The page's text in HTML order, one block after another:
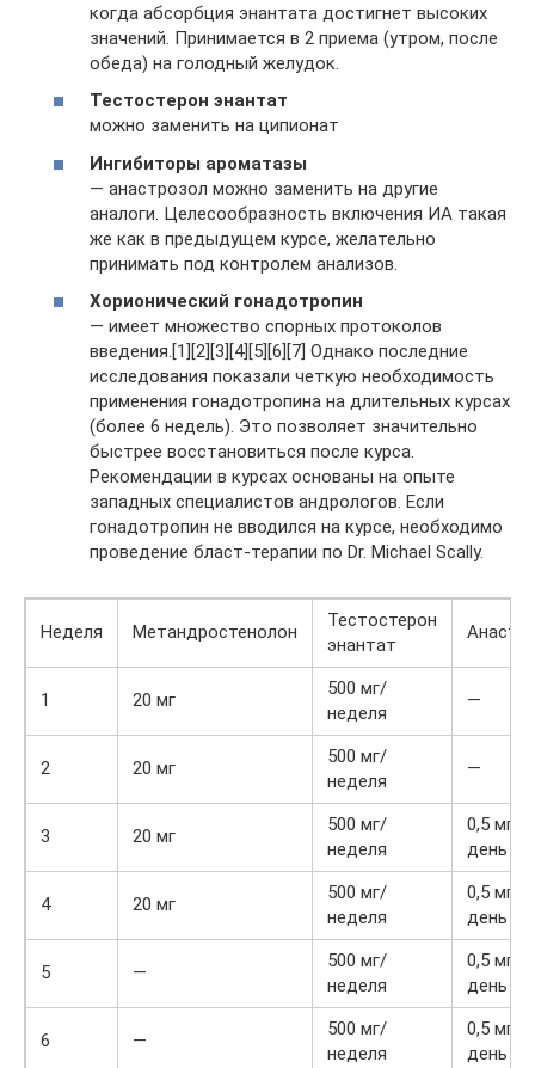
когда абсорбция энантата достигнет высоких
значений. Принимается в 2 приема (утром, после
обеда) на голодный желудок.
Тестостерон энантат
можно заменить на ципионат
Ингибиторы ароматазы
— анастрозол можно заменить на другие
аналоги. Целесообразность включения ИА такая
же как в предыдущем курсе, желательно
принимать под контролем анализов.
Хорионический гонадотропин
— имеет множество спорных протоколов
введения.[1][2][3][4][5][6][7] Однако последние
исследования показали четкую необходимость
применения гонадотропина на длительных курсах
(более 6 недель). Это позволяет значительно
быстрее восстановиться после курса.
Рекомендации в курсах основаны на опыте
западных специалистов андрологов. Если
гонадотропин не вводился на курсе, необходимо
проведение бласт-терапии по Dr. Michael Scally.
Неделя Метандростенолон
Тестостерон
энантат
1 20 мг
500 мг/
неделя
—
2 20 мг
500 мг/
неделя
—
3 20 мг
500 мг/
неделя
0,5 мг
день
4 20 мг
500 мг/
неделя
0,5 мг
день
5 —
500 мг/
неделя
0,5 мг
день
6 —
500 мг/
неделя
0,5 мг
день